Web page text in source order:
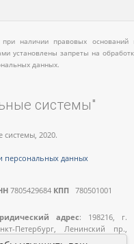
наличии правовых оснований
установлены запреты на
данных.
системы"
2020.
персональных данных
7805429684 КПП 780501001
адрес: 198216, г.
Петербург, Ленинский пр.,
лит. А, пом.11-Н